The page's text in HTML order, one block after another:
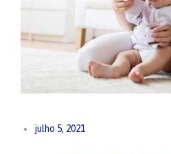
julho 5, 2021